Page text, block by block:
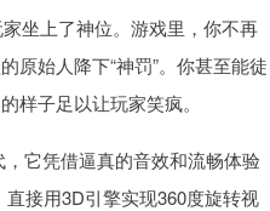
坐上了神位。游戏里，你不再
原始人降下“神罚”。你甚至能徒
子足以让玩家笑疯。
它凭借逼真的音效和流畅体验
接用3D引擎实现360度旋转视